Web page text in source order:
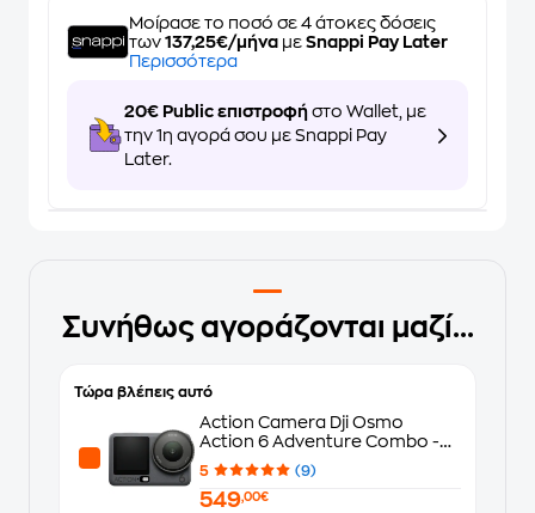
Μοίρασε το ποσό σε 4 άτοκες δόσεις
των 137,25€/μήνα με Snappi Pay Later
Περισσότερα
20€ Public επιστροφή στο Wallet, με
την 1η αγορά σου με Snappi Pay
Later.
Συνήθως αγοράζονται μαζί...
Τώρα βλέπεις αυτό
Action Camera Dji Osmo
Action 6 Adventure Combo -
Μαύρη
5 (9)
549,00€